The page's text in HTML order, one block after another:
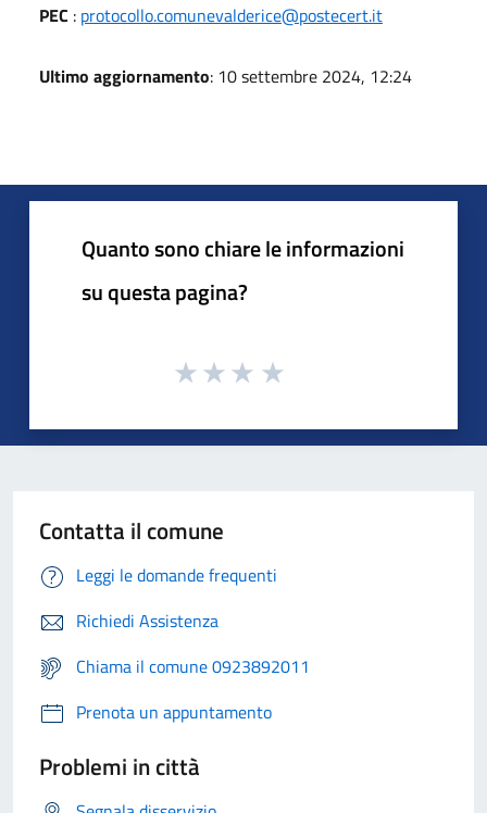
PEC : protocollo.comunevalderice@postecert.it
Ultimo aggiornamento: 10 settembre 2024, 12:24
Quanto sono chiare le informazioni
su questa pagina?
Contatta il comune
Leggi le domande frequenti
Richiedi Assistenza
Chiama il comune 0923892011
Prenota un appuntamento
Problemi in città